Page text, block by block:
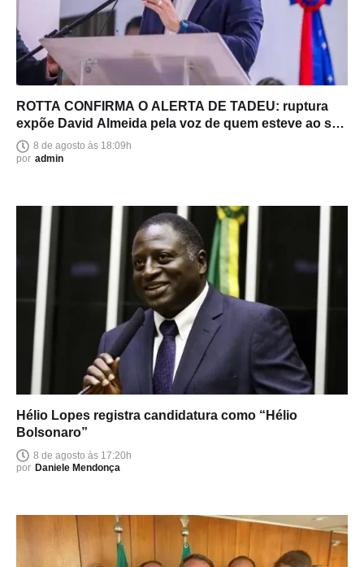
ROTTA CONFIRMA O ALERTA DE TADEU: ruptura
expõe David Almeida pela voz de quem esteve ao seu
lado8 de agosto às 18:09h
por admin
Hélio Lopes registra candidatura como “Hélio
Bolsonaro”
8 de agosto às 17:20h
por Daniele Mendonça